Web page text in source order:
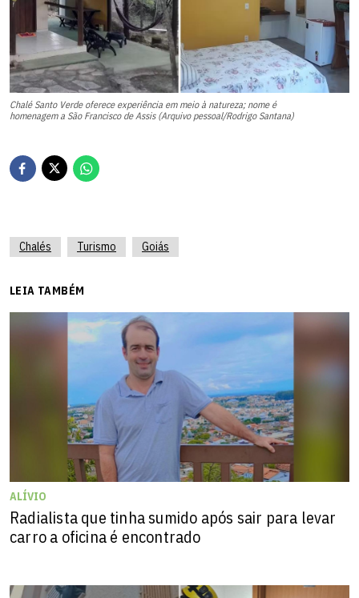
Chalé Santo Verde oferece experiência em meio à natureza; nome é
homenagem a São Francisco de Assis (Arquivo pessoal/Rodrigo Santana)
Chalés Turismo Goiás
LEIA TAMBÉM
ALÍVIO
Radialista que tinha sumido após sair para levar
carro a oficina é encontrado